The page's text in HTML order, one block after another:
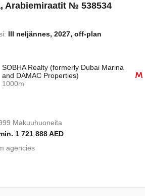
Arabiemiraatit № 538534
III neljännes, 2027, off-plan
SOBHA Realty (formerly Dubai Marina
and DAMAC Properties)
1000m
Makuuhuoneita
1 721 888 AED
agencies